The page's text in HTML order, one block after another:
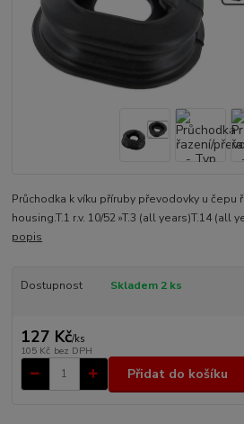
Průchodka k víku příruby převodovky u čepu
housing.T.1 r.v. 10/52 »T.3 (all years)T.14 (all
popis
Dostupnost Skladem 2 ks
127 Kč/ks
105 Kč bez DPH
Přidat do košíku